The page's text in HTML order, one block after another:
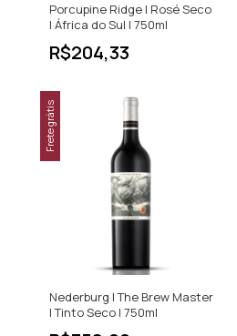
Porcupine Ridge | Rosé Seco
| África do Sul | 750ml
R$204,33
Frete grátis
Nederburg | The Brew Master
| Tinto Seco | 750ml